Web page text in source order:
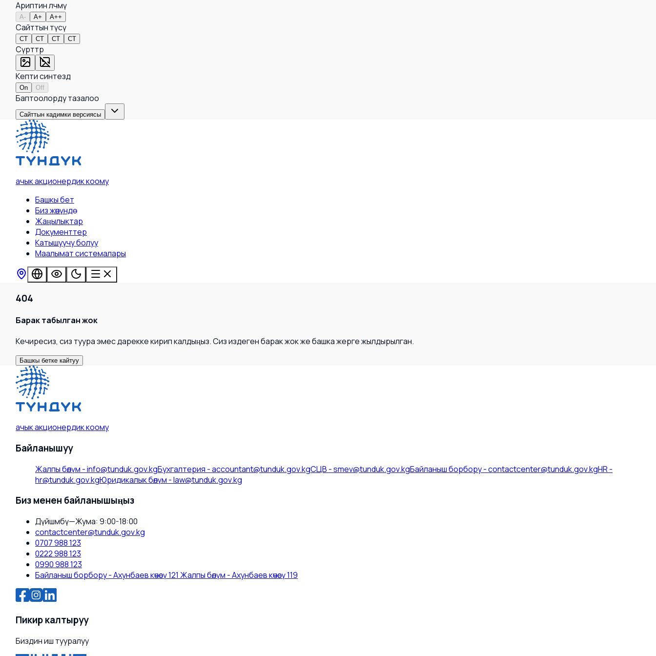
Ариптин өлчөмү
A- A+ A++
Сайттын түсү
СТ СТ СТ СТ
Сүрөттөр
Кепти синтездөө
On Off
Баптоолорду тазалоо
Сайттын кадимки версиясы
ачык акционердик коому
Башкы бет
Биз жөнүндө
Жаңылыктар
Документтер
Катышуучу болуу
Маалымат системалары
404
Барак табылган жок
Кечиресиз, сиз туура эмес дарекке кирип калдыңыз. Сиз издеген барак жок же башка жерге жылдырылган.
Башкы бетке кайтуу
ачык акционердик коому
Байланышуу
Жалпы бөлүм -info@tunduk.gov.kgБухгалтерия -accountant@tunduk.gov.kgСЦВ -smev@tunduk.gov.kgБайланыш борбору-contactcenter@tunduk.gov.kgHR-
hr@tunduk.gov.kgЮридикалык бөлүм -law@tunduk.gov.kg
Биз менен байланышыңыз
Дүйшөмбү—Жума: 9:00-18:00
contactcenter@tunduk.gov.kg
0707 988 123
0222 988 123
0990 988 123
Байланыш борбору - Ахунбаев көчөсү 121 Жалпы бөлүм - Ахунбаев көчөсү 119
Пикир калтыруу
Биздин иш тууралуу